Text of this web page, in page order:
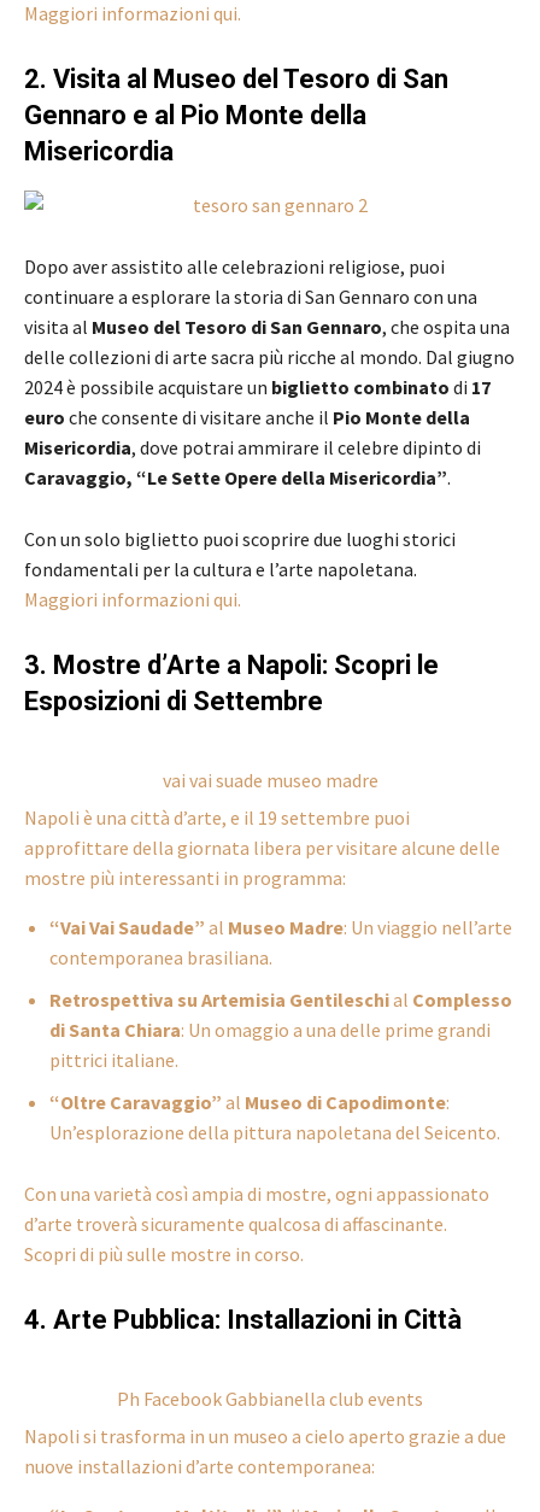
Maggiori informazioni qui.
2. Visita al Museo del Tesoro di San
Gennaro e al Pio Monte della
Misericordia
Dopo aver assistito alle celebrazioni religiose, puoi
continuare a esplorare la storia di San Gennaro con una
visita al Museo del Tesoro di San Gennaro, che ospita una
delle collezioni di arte sacra più ricche al mondo. Dal giugno
2024 è possibile acquistare un biglietto combinato di 17
euro che consente di visitare anche il Pio Monte della
Misericordia, dove potrai ammirare il celebre dipinto di
Caravaggio, “Le Sette Opere della Misericordia”.
Con un solo biglietto puoi scoprire due luoghi storici
fondamentali per la cultura e l’arte napoletana.
Maggiori informazioni qui.
3. Mostre d’Arte a Napoli: Scopri le
Esposizioni di Settembre
vai vai suade museo madre
Napoli è una città d’arte, e il 19 settembre puoi
approfittare della giornata libera per visitare alcune delle
mostre più interessanti in programma:
“Vai Vai Saudade” al Museo Madre: Un viaggio nell’arte
contemporanea brasiliana.
Retrospettiva su Artemisia Gentileschial Complesso
di Santa Chiara: Un omaggio a una delle prime grandi
pittrici italiane.
“Oltre Caravaggio” al Museo di Capodimonte:
Un’esplorazione della pittura napoletana del Seicento.
Con una varietà così ampia di mostre, ogni appassionato
d’arte troverà sicuramente qualcosa di affascinante.
Scopri di più sulle mostre in corso.
4. Arte Pubblica: Installazioni in Città
Ph Facebook Gabbianella club events
Napoli si trasforma in un museo a cielo aperto grazie a due
nuove installazioni d’arte contemporanea: